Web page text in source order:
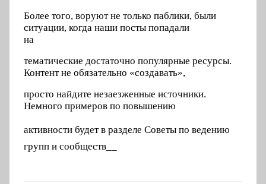
Более того, воруют не только паблики, были
ситуации, когда наши посты попадали
на
тематические достаточно популярные ресурсы.
Контент не обязательно «создавать»,
просто найдите незаезженные источники.
Немного примеров по повышению
активности будет в разделе Советы по ведению
групп и сообществ__